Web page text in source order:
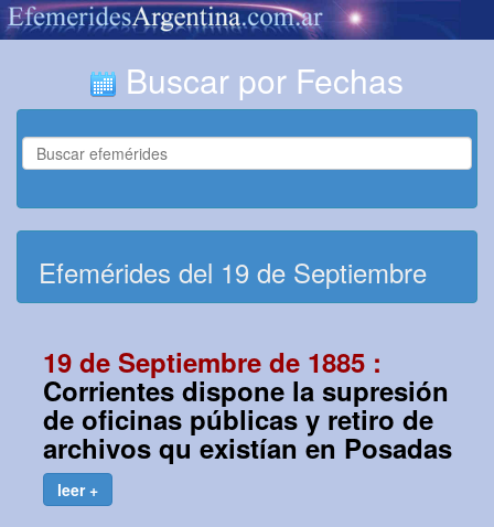
Buscar por Fechas
Efemérides del 19 de Septiembre
19 de Septiembre de 1885 :
Corrientes dispone la supresión
de oficinas públicas y retiro de
archivos qu existían en Posadas
leer +